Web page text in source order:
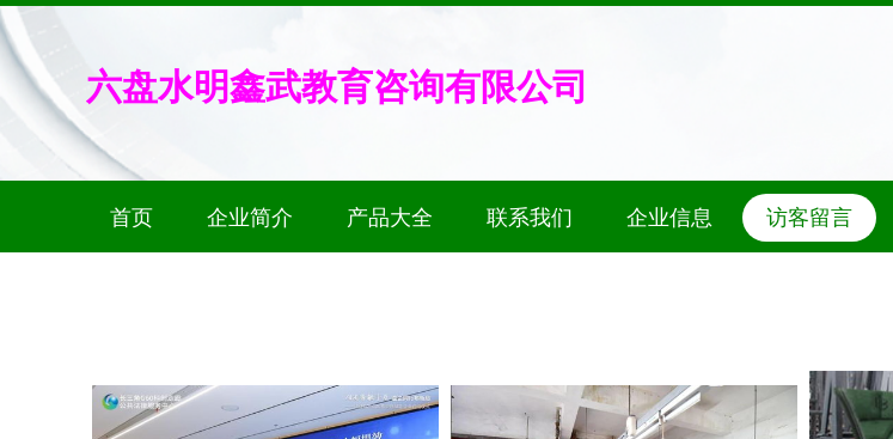
六盘水明鑫武教育咨询有限公司
首页 企业简介 产品大全 联系我们 企业信息 访客留言